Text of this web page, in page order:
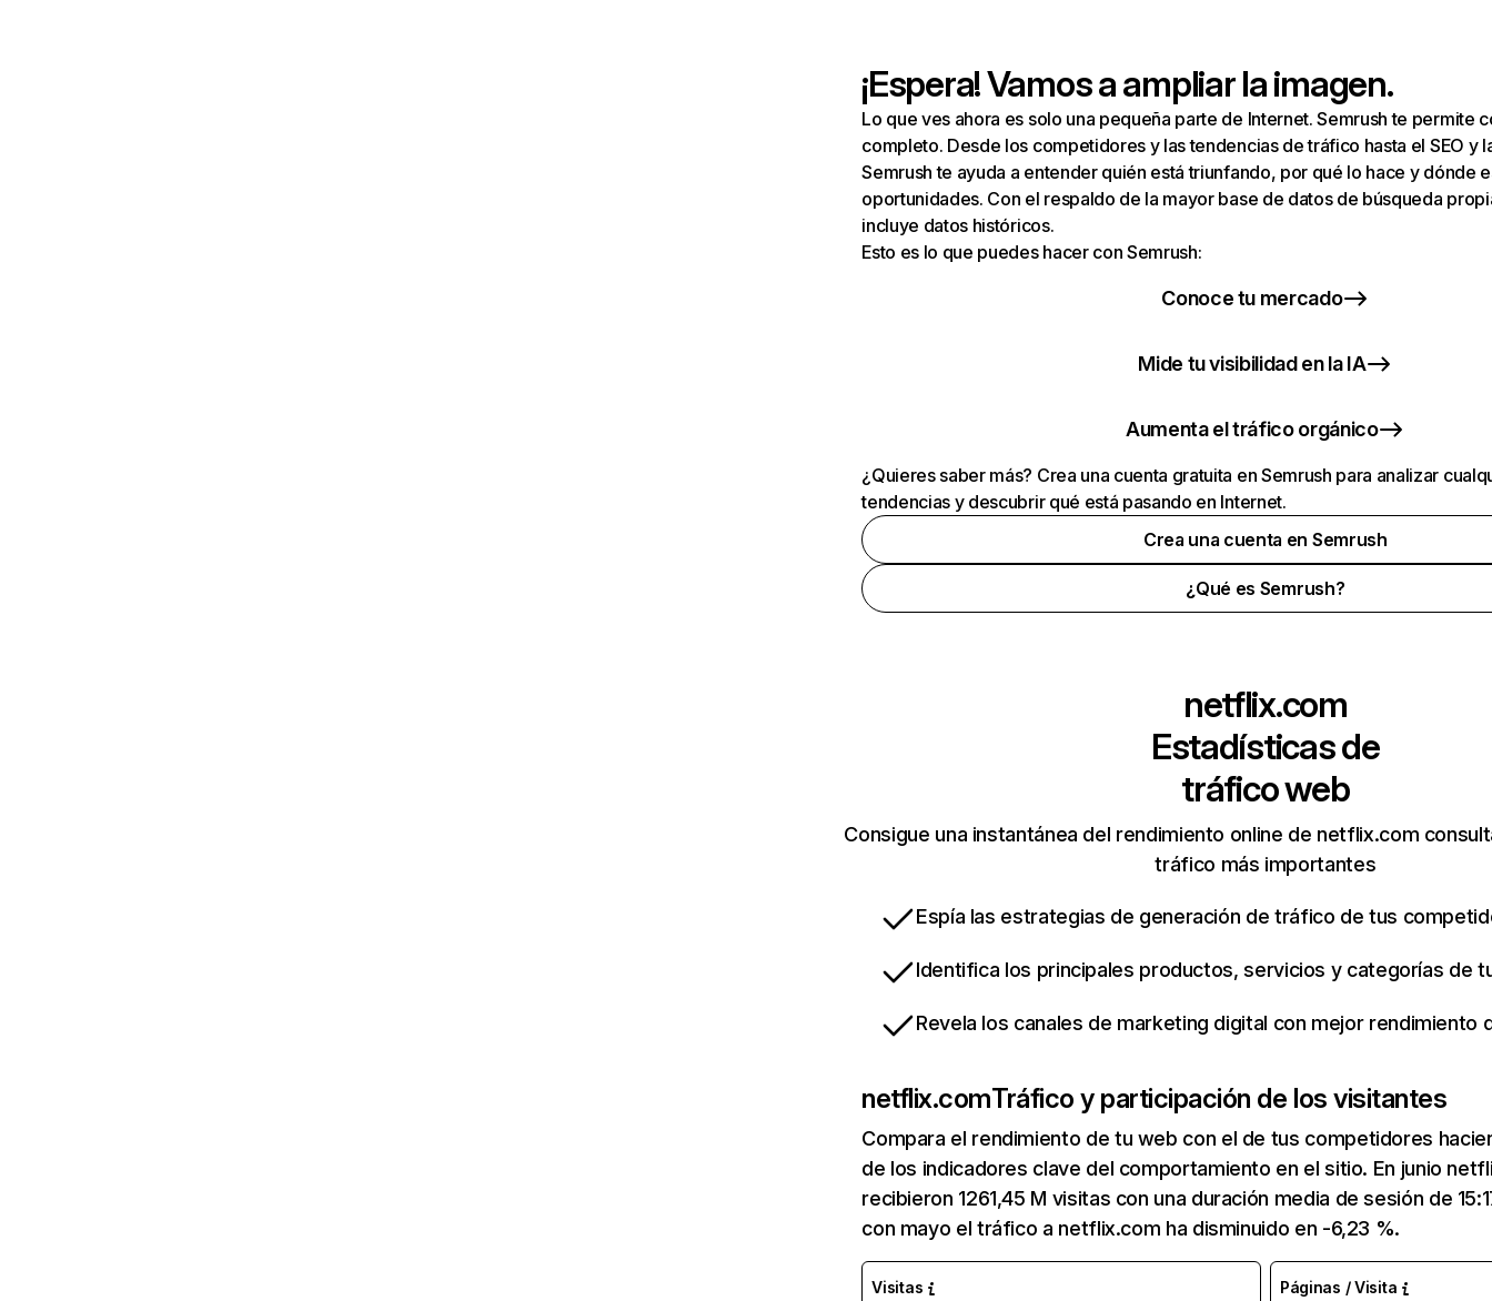
¡Espera! Vamos a ampliar la imagen.
Lo que ves ahora es solo una pequeña parte de Internet. Semrush te permite
completo. Desde los competidores y las tendencias de tráfico hasta el SEO y
Semrush te ayuda a entender quién está triunfando, por qué lo hace y dónde
oportunidades. Con el respaldo de la mayor base de datos de búsqueda
incluye datos históricos.
Esto es lo que puedes hacer con Semrush:
Conoce tu mercado
Mide tu visibilidad en la IA
Aumenta el tráfico orgánico
¿Quieres saber más? Crea una cuenta gratuita en Semrush para analizar
tendencias y descubrir qué está pasando en Internet.
Crea una cuenta en Semrush
¿Qué es Semrush?
netflix.com
Estadísticas de
tráfico web
Consigue una instantánea del rendimiento online de netflix.com
tráfico más importantes
Espía las estrategias de generación de tráfico de tus
Identifica los principales productos, servicios y categorías de
Revela los canales de marketing digital con mejor rendimiento
netflix.comTráfico y participación de los visitantes
Compara el rendimiento de tu web con el de tus competidores
de los indicadores clave del comportamiento en el sitio. En junio
recibieron 1261,45 M visitas con una duración media de sesión de
con mayo el tráfico a netflix.com ha disminuido en -6,23 %.
Visitas Páginas / Visita